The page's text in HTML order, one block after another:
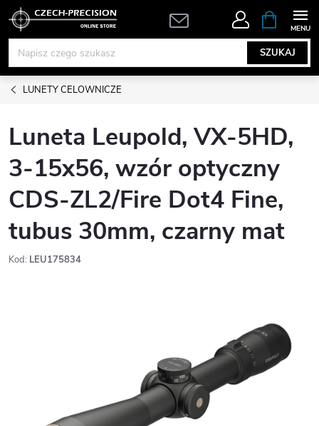
Przejść
treści
SZUKAJ
KOSZYK
LUNETY CELOWNICZE
Luneta Leupold, VX-5HD,
3-15x56, wzór optyczny
CDS-ZL2/Fire Dot4 Fine,
tubus 30mm, czarny mat
Kod: LEU175834